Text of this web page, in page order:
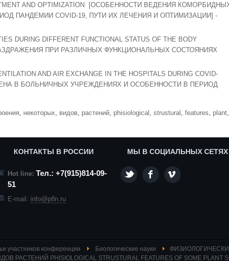
AND OPTIMIZATION [ОСОБЕННОСТИ ВЕДЕНИЯ
ПАНДЕМИИ COVID-19, ПУТИ ИХ ЛЕЧЕНИЯ И ОПТИМИЗАЦИИ] -
DURING DIFFERENT FUNCTIONAL STATUS OF THE BODY
ПРИ РАЗЛИЧНЫХ ФУНКЦИОНАЛЬНЫХ СОСТОЯНИЯХ
AND AIR EXCHANGE IN THE HOSPITALS DURING COVID-
В БОЛЬНИЧНЫХ УЧРЕЖДЕНИЯХ И ОСОБЕННОСТИ В ПЕРИОД
, некоторых, видов, растений, phisiological , strustural , features, plant,
КОНТАКТЫ В РОССИИ
Hot line: Тел.: +7(915)814-09-
51
E-mail: info@p8n.ru
МЫ В СОЦИАЛЬНЫХ СЕТЯХ
участников конференции Биологические науки
PHISIOLOGICAL STRUSTURAL FEATURES OF SOME PLANT